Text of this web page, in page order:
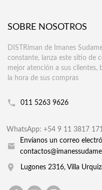
SOBRE NOSOTROS
DISTRiman de Imanes
constante, lanza este sitio de
mejor atención a sus clientes,
la hora de sus compras
011 5263 9626
WhatsApp: +54 9 11 3817
Envíanos un correo
Lugones 2316, Villa